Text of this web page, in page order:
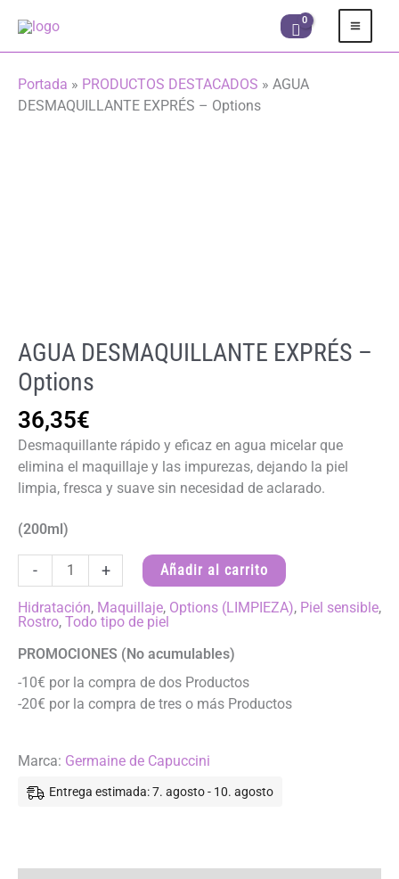
contenido
Portada » PRODUCTOS DESTACADOS » AGUA
DESMAQUILLANTE EXPRÉS – Options
AGUA DESMAQUILLANTE EXPRÉS –
Options
36,35€
Desmaquillante rápido y eficaz en agua micelar que
elimina el maquillaje y las impurezas, dejando la piel
limpia, fresca y suave sin necesidad de aclarado.
(200ml)
-
DESMAQUILLANTE
EXPRÉS
-
Options
+ Añadir al carrito
Hidratación, Maquillaje, Options (LIMPIEZA), Piel sensible,
Rostro, Todo tipo de piel
PROMOCIONES (No acumulables)
-10€ por la compra de dos Productos
-20€ por la compra de tres o más Productos
Marca: Germaine de Capuccini
Entrega estimada: 7. agosto - 10. agosto